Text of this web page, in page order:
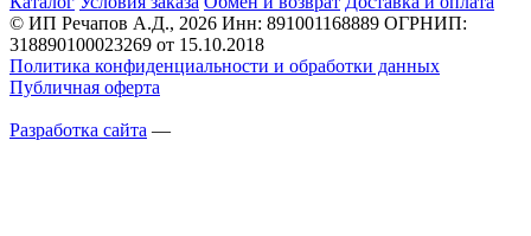
© ИП Речапов А.Д., 2026 Инн: 891001168889 ОГРНИП:
318890100023269 от 15.10.2018
Политика конфиденциальности и обработки данных
Публичная оферта
Разработка сайта —